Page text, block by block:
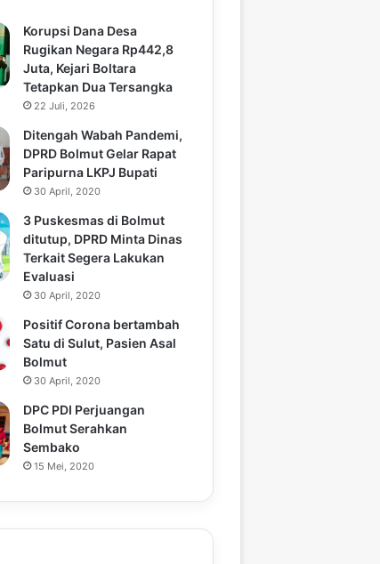
Korupsi Dana Desa
Rugikan Negara Rp442,8
Juta, Kejari Boltara
Tetapkan Dua Tersangka
22 Juli, 2026
Ditengah Wabah Pandemi,
DPRD Bolmut Gelar Rapat
Paripurna LKPJ Bupati
30 April, 2020
3 Puskesmas di Bolmut
ditutup, DPRD Minta Dinas
Terkait Segera Lakukan
Evaluasi
30 April, 2020
Positif Corona bertambah
Satu di Sulut, Pasien Asal
Bolmut
30 April, 2020
DPC PDI Perjuangan
Bolmut Serahkan
Sembako
15 Mei, 2020